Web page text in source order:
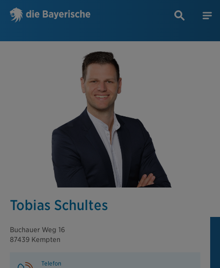
Tobias Schultes
Buchauer Weg 16
87439 Kempten
Telefon